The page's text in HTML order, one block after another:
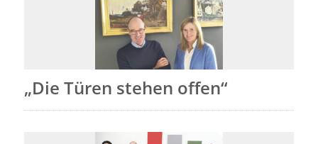
„Die Türen stehen offen“